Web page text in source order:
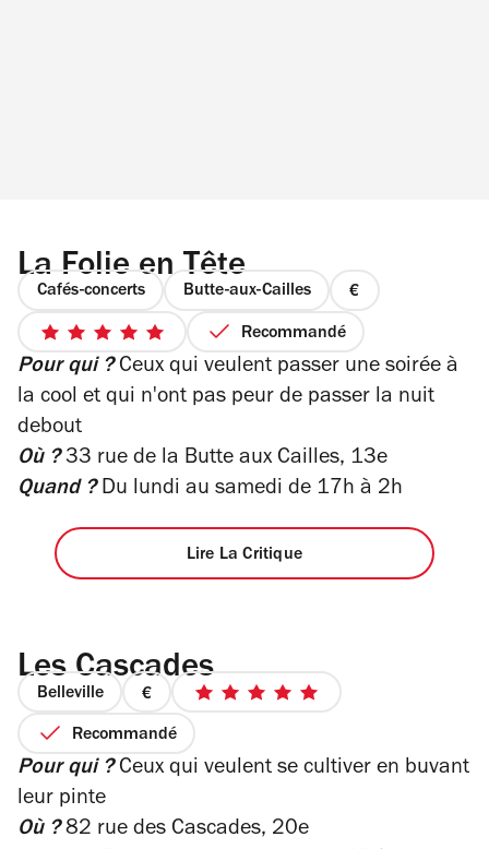
La Folie en Tête
Cafés-concerts Butte-aux-Cailles
prix
5
sur
5
Recommandé
Pour qui ?Ceux qui veulent passer une soirée à
la cool et qui n'ont pas peur de passer la nuit
debout
Où ?33 rue de la Butte aux Cailles, 13e
Quand ?Du lundi au samedi de 17h à 2h
Lire La Critique
Les Cascades
Belleville
prix
1
5
Recommandé
Pour qui ?Ceux qui veulent se cultiver en buvant
leur pinte
Où ?82 rue des Cascades, 20e